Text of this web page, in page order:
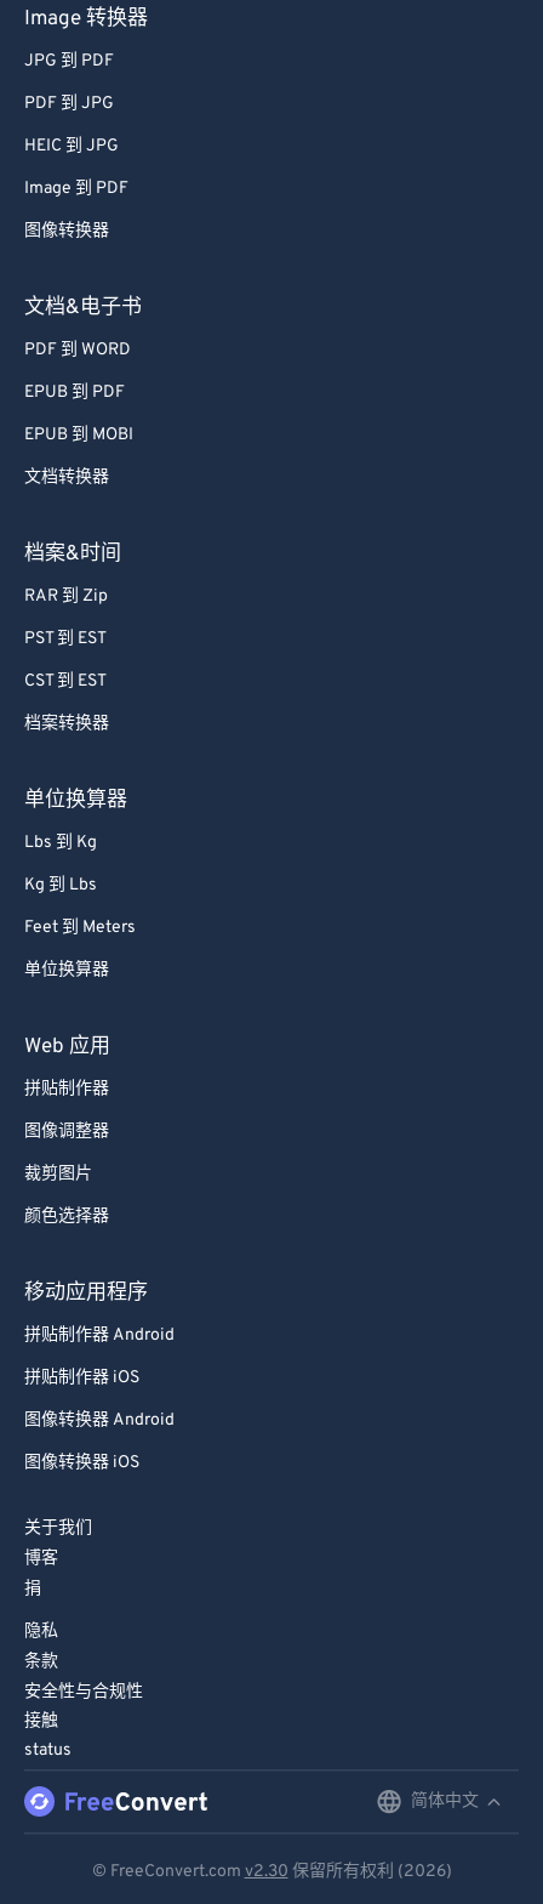
Image 转换器
JPG 到 PDF
PDF 到 JPG
HEIC 到 JPG
Image 到 PDF
图像转换器
文档&电子书
PDF 到 WORD
EPUB 到 PDF
EPUB 到 MOBI
文档转换器
档案&时间
RAR 到 Zip
PST 到 EST
CST 到 EST
档案转换器
单位换算器
Lbs 到 Kg
Kg 到 Lbs
Feet 到 Meters
单位换算器
Web 应用
拼贴制作器
图像调整器
裁剪图片
颜色选择器
移动应用程序
拼贴制作器 Android
拼贴制作器 iOS
图像转换器 Android
图像转换器 iOS
关于我们
博客
捐
隐私
条款
安全性与合规性
接触
status
简体中文
© FreeConvert.com v2.30 保留所有权利 (2026)